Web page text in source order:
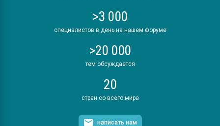
>3 000
специалистов в день на нашем форуме
>20 000
тем обсуждается
20
стран со всего мира
написать нам